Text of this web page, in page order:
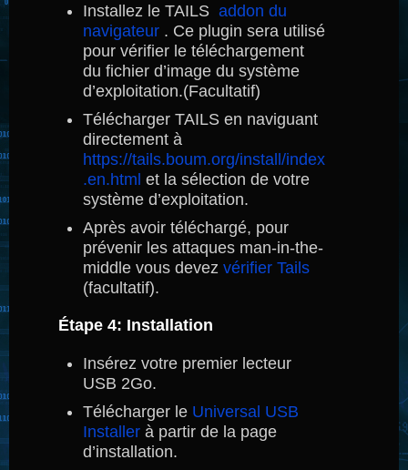
Installez le TAILS addon du
navigateur . Ce plugin sera utilisé
pour vérifier le téléchargement
du fichier d’image du système
d’exploitation.(Facultatif)
Télécharger TAILS en naviguant
directement à
https://tails.boum.org/install/index
.en.html et la sélection de votre
système d’exploitation.
Après avoir téléchargé, pour
prévenir les attaques man-in-the-
middle vous devez vérifier Tails
(facultatif).
Étape 4: Installation
Insérez votre premier lecteur
USB 2Go.
Télécharger le Universal USB
Installer à partir de la page
d’installation.